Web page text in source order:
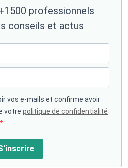
professionnels
conseils et actus
vos e-mails et confirme avoir
votre politique de confidentialité